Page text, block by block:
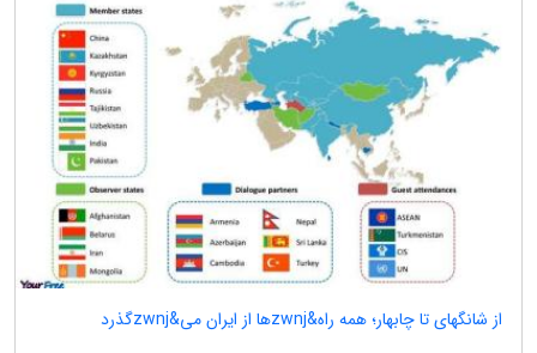
از شانگهای تا چابهار؛ همه راه&zwnjها از ایران می&zwnjگذرد